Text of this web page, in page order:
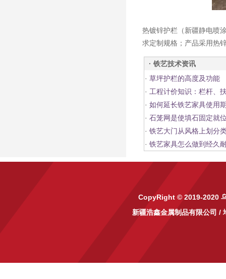
热镀锌护栏（新疆静电喷
求定制规格；产品采用热
· 铁艺技术资讯
· 草坪护栏的高度及功能
· 工程计价知识：栏杆、
· 如何延长铁艺家具使用
· 石笼网是使填石固定就
· 铁艺大门从风格上划分
· 铁艺家具怎么做到经久
CopyRight © 2019-2020
新疆浩鑫金属制品有限公司 /